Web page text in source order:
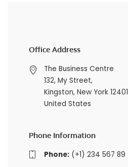
Office Address
The Business Centre
132, My Street,
Kingston, New York 12401
United States
Phone Information
Phone:(+1) 234 567 89